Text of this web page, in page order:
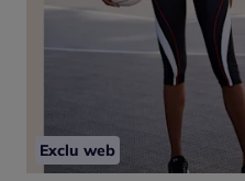
Exclu web